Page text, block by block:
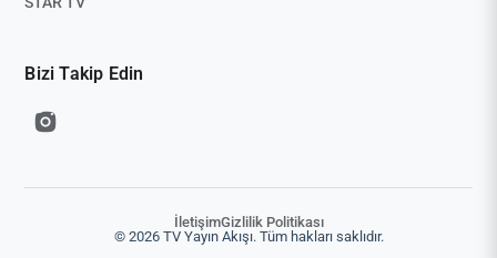
Bizi Takip Edin
© 2026 TV Yayın Akışı. Tüm hakları saklıdır.
İletişimGizlilik Politikası